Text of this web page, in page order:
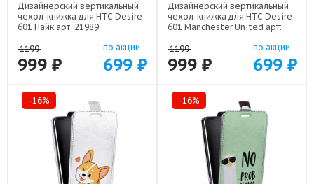
Дизайнерский вертикальный
чехол-книжка для HTC Desire
601 Найк арт: 21989
1199
999 ₽
по акции
699 ₽
Дизайнерский вертикальный
чехол-книжка для HTC Desire
601 Manchester United арт:
1199
999 ₽
по акции
699 ₽
-16% -16%